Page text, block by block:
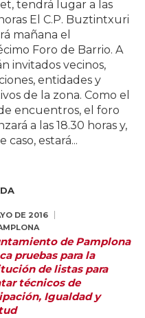
tendrá lugar a las
El C.P. Buztintxuri
mañana el
Foro de Barrio. A
invitados vecinos,
entidades y
de la zona. Como el
encuentros, el foro
a las 18.30 horas y,
caso, estará...
DE 2016
de Pamplona
pruebas para la
de listas para
técnicos de
Igualdad y